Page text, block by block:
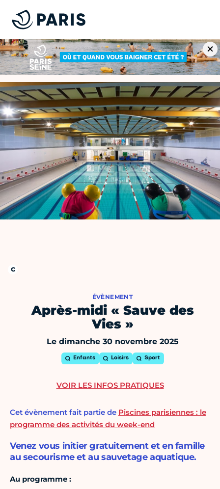
ÉVÈNEMENT
Après-midi « Sauve des
Vies »
Le dimanche 30 novembre 2025
Enfants Loisirs Sport
Cet évènement fait partie de Piscines parisiennes : le
programme des activités du week-end
Venez vous initier gratuitement et en famille
au secourisme et au sauvetage aquatique.
Au programme :
VOIR LES INFOS PRATIQUES